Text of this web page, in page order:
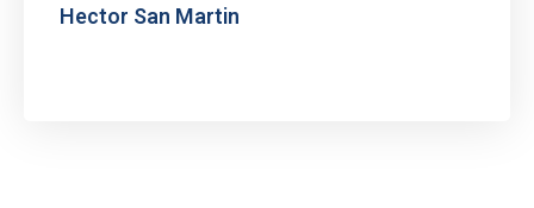
Hector San Martin